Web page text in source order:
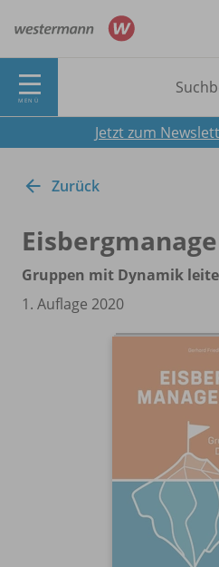
MENÜ
Jetzt zum
Zurück
Gruppen mit Dynamik
1. Auflage 2020